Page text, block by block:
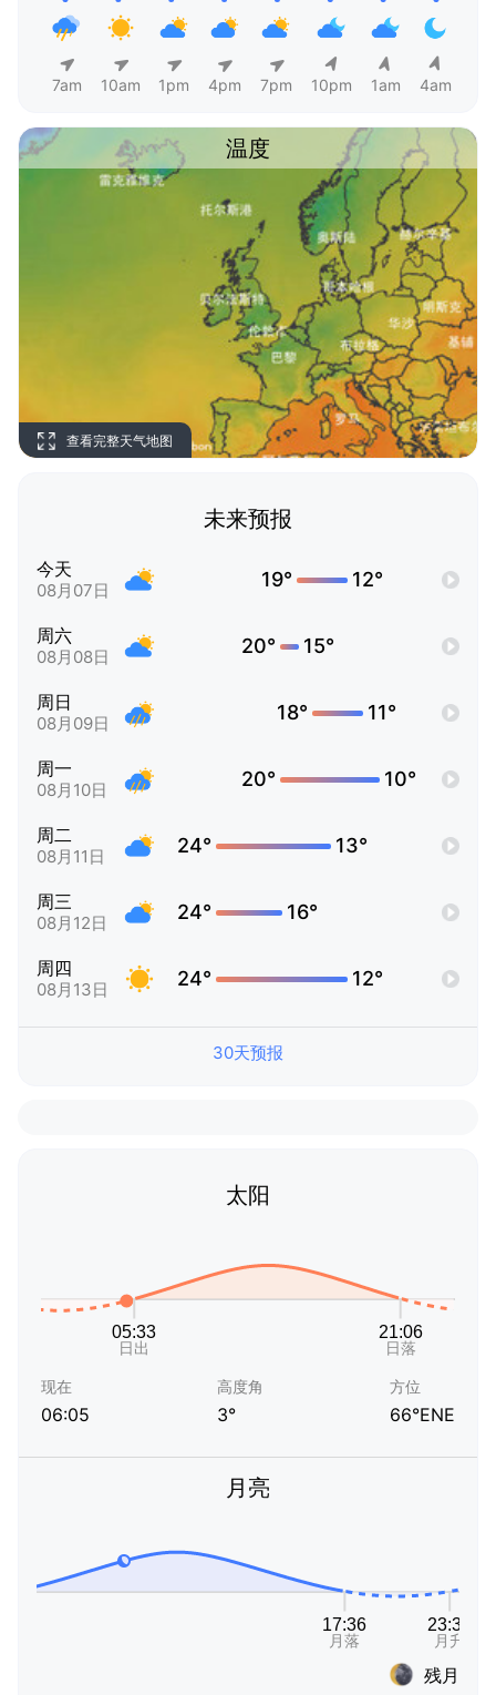
7am 10am 1pm 4pm 7pm 10pm 1am 4am
温度
查看完整天气地图
未来预报
今天
08月07日 19° 12°
周六
08月08日 20° 15°
周日
08月09日 18° 11°
周一
08月10日 20° 10°
周二
08月11日 24° 13°
周三
08月12日 24° 16°
周四
08月13日 24° 12°
30天预报
太阳
现在
06:05
高度角
3°
方位
66°ENE
月亮
残月